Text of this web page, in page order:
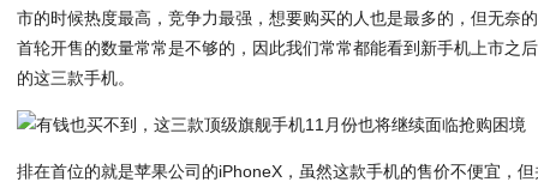
市的时候热度最高，竞争力最强，想要购买的人也是最多的，但无奈
首轮开售的数量常常是不够的，因此我们常常都能看到新手机上市之
的这三款手机。
排在首位的就是苹果公司的iPhoneX，虽然这款手机的售价不便宜，